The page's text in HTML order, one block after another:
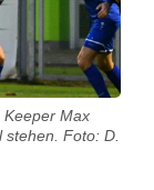
Max
Foto: D.